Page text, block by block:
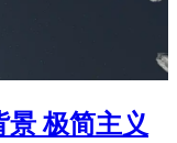
极简主义